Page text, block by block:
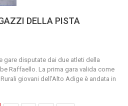
DELLA PISTA
gare disputate dai due atleti della
Raffaello. La prima gara valida come
giovani dell'Alto Adige è andata in